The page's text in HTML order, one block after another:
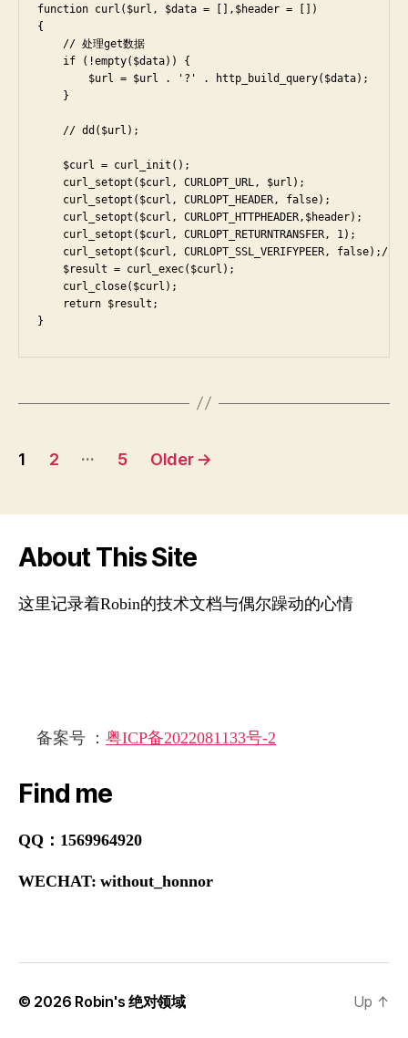
function curl($url, $data = [],$header = [])
{
    // 处理get数据
    if (!empty($data)) {
        $url = $url . '?' . http_build_query($data);
    }
    // dd($url);
    $curl = curl_init();
    curl_setopt($curl, CURLOPT_URL, $url);
    curl_setopt($curl, CURLOPT_HEADER, false);
    curl_setopt($curl, CURLOPT_HTTPHEADER,$header);
    curl_setopt($curl, CURLOPT_RETURNTRANSFER, 1);
curl_setopt($curl, CURLOPT_SSL_VERIFYPEER, false);//这
    $result = curl_exec($curl);
    curl_close($curl);
    return $result;
}
Posts
1 2 … 5 Older →
About This Site
这里记录着Robin的技术文档与偶尔躁动的心情
备案号 ： 粤ICP备2022081133号-2
Find me
QQ：1569964920
WECHAT: without_honnor
© 2026 Robin's 绝对领域 Up ↑